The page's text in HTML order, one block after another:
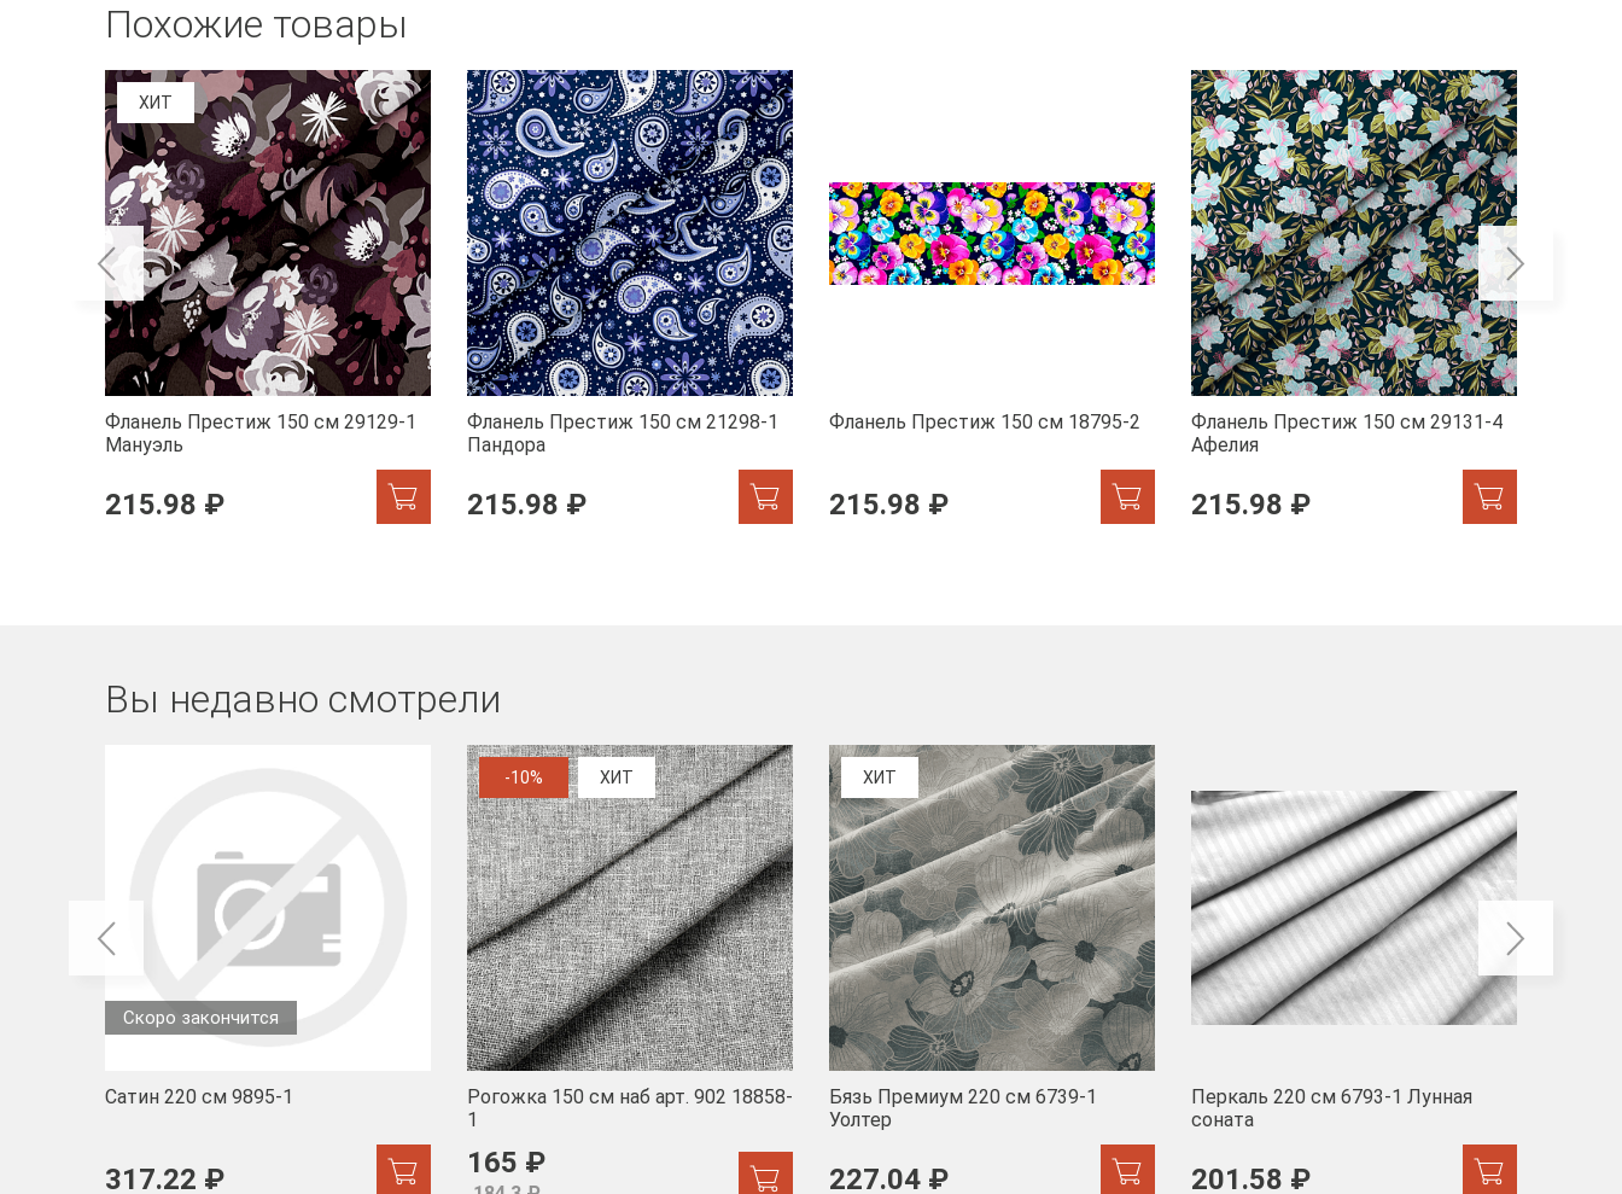
Похожие товары
ХИТ
Фланель Престиж 150 см 29129-1
Мануэль
215.98 ₽
Фланель Престиж 150 см 21298-1
Пандора
215.98 ₽
Фланель Престиж 150 см 18795-2
215.98 ₽
Фланель Престиж 150 см 29131-4
Афелия
215.98 ₽
Вы недавно смотрели
Скоро закончится
Сатин 220 см 9895-1
317.22 ₽
-10% ХИТ
Рогожка 150 см наб арт. 902 18858-
1
165 ₽
ХИТ
Бязь Премиум 220 см 6739-1
Уолтер
227.04 ₽
Перкаль 220 см 6793-1 Лунная
соната
201.58 ₽